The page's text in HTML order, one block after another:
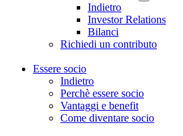
Indietro
Investor Relations
Bilanci
Richiedi un contributo
Essere socio
Indietro
Perchè essere socio
Vantaggi e benefit
Come diventare socio